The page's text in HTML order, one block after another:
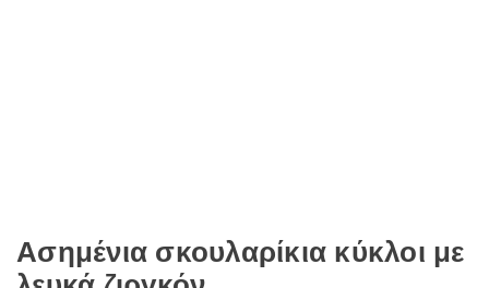
Ασημένια σκουλαρίκια κύκλοι με